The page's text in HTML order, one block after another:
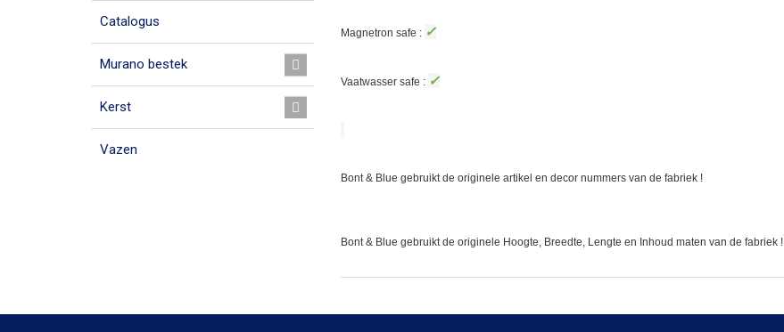
Catalogus
Murano bestek
Kerst
Vazen
Magnetron safe : ✓
Vaatwasser safe : ✓
Bont & Blue gebruikt de originele artikel en decor nummers van de fabriek !
Bont & Blue gebruikt de originele Hoogte, Breedte, Lengte en Inhoud maten van de fabriek !